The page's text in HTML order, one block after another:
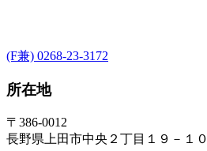
(F兼) 0268-23-3172
所在地
〒386-0012
長野県上田市中央２丁目１９－１０